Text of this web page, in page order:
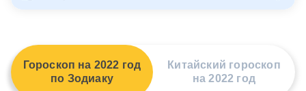
Гороскоп на 2022 год
по Зодиаку
Китайский гороскоп
на 2022 год